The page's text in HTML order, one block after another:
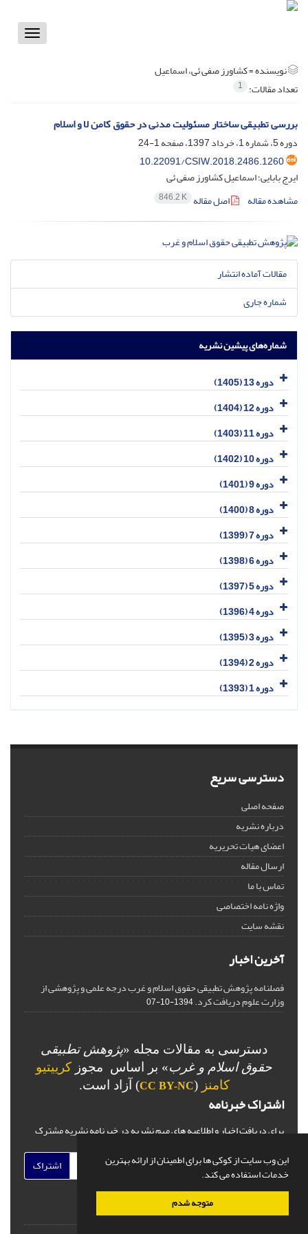
این وب سایت از کوکی ها برای اطمینان از ارائه بهترین
خدمات استفاده می کند.
متوجه شدم
Toggle
نویسنده =کشاورز صفی ئی، اسماعیل
تعداد مقالات: 1
بررسی تطبیقی ساختار مسئولیت مدنی در حقوق کامن لا و اسلام
دوره 5، شماره 1، خرداد 1397، صفحه
1-24
10.22091/CSIW.2018.2486.1260
ایرج بابایی؛ اسماعیل کشاورز صفی ئی
مشاهده مقاله
اصل مقاله 846.2 K
مقالات آماده انتشار
شماره جاری
شماره‌های پیشین نشریه
دوره 13 (1405)
دوره 12 (1404)
دوره 11 (1403)
دوره 10 (1402)
دوره 9 (1401)
دوره 8 (1400)
دوره 7 (1399)
دوره 6 (1398)
دوره 5 (1397)
دوره 4 (1396)
دوره 3 (1395)
دوره 2 (1394)
دوره 1 (1393)
دسترسی سریع
صفحه اصلی
درباره نشریه
اعضای هیات تحریریه
ارسال مقاله
تماس با ما
واژه نامه اختصاصی
نقشه سایت
آخرین اخبار
فصلنامه پژوهش تطبیقی حقوق اسلام و غرب درجه علمی و پژوهشی از
وزارت علوم دریافت کرد.1394-10-07
دسترسی به مقالات مجله «پژوهش تطبیقی
حقوق اسلام و غرب» بر اساس مجوز کرییتیو
کامنز (
CC BY-NC) آزاد است.
اشتراک خبرنامه
برای دریافت اخبار و اطلاعیه های مهم نشریه در خبرنامه نشریه مشترک
اشتراک